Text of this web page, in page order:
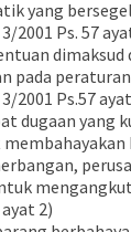
yang
2001 Ps. 57
dimaksud
pada
2001 Ps.57
dugaan yang
2)